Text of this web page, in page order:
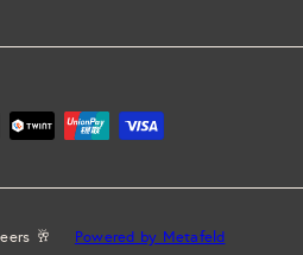
🥂 Powered by Metafeld